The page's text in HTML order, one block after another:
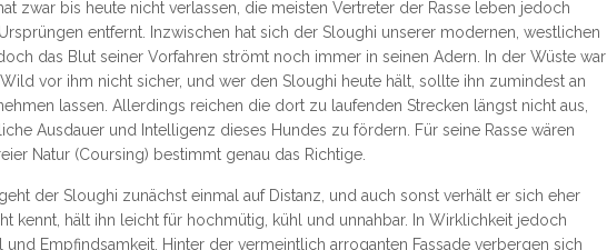
zwar bis heute nicht verlassen, die meisten Vertreter der Rasse leben jedoch
entfernt. Inzwischen hat sich der Sloughi unserer modernen, westlichen
das Blut seiner Vorfahren strömt noch immer in seinen Adern. In der Wüste war
vor ihm nicht sicher, und wer den Sloughi heute hält, sollte ihn zumindest an
lassen. Allerdings reichen die dort zu laufenden Strecken längst nicht aus,
Ausdauer und Intelligenz dieses Hundes zu fördern. Für seine Rasse wären
Natur (Coursing) bestimmt genau das Richtige.
der Sloughi zunächst einmal auf Distanz, und auch sonst verhält er sich eher
kennt, hält ihn leicht für hochmütig, kühl und unnahbar. In Wirklichkeit jedoch
Empfindsamkeit. Hinter der vermeintlich arroganten Fassade verbergen sich